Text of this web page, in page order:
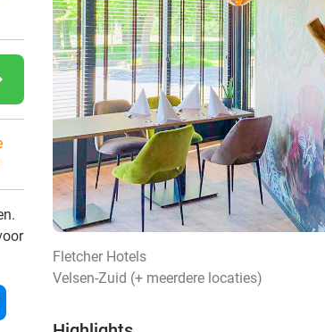
Fletcher Hotels
Velsen-Zuid (+ meerdere locaties)